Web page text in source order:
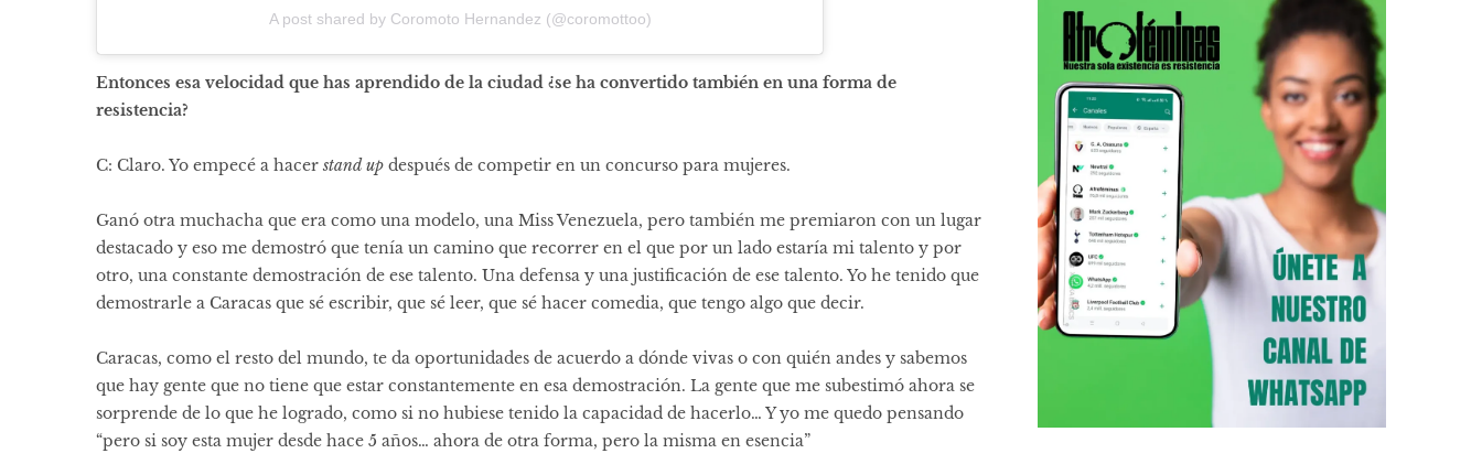
A post shared by Coromoto Hernandez (@coromottoo)
Entonces esa velocidad que has aprendido de la ciudad ¿se ha convertido también en una forma de
resistencia?
C: Claro. Yo empecé a hacer stand up después de competir en un concurso para mujeres.
Ganó otra muchacha que era como una modelo, una Miss Venezuela, pero también me premiaron con un lugar
destacado y eso me demostró que tenía un camino que recorrer en el que por un lado estaría mi talento y por
otro, una constante demostración de ese talento. Una defensa y una justificación de ese talento. Yo he tenido que
demostrarle a Caracas que sé escribir, que sé leer, que sé hacer comedia, que tengo algo que decir.
Caracas, como el resto del mundo, te da oportunidades de acuerdo a dónde vivas o con quién andes y sabemos
que hay gente que no tiene que estar constantemente en esa demostración. La gente que me subestimó ahora se
sorprende de lo que he logrado, como si no hubiese tenido la capacidad de hacerlo… Y yo me quedo pensando
“pero si soy esta mujer desde hace 5 años… ahora de otra forma, pero la misma en esencia”